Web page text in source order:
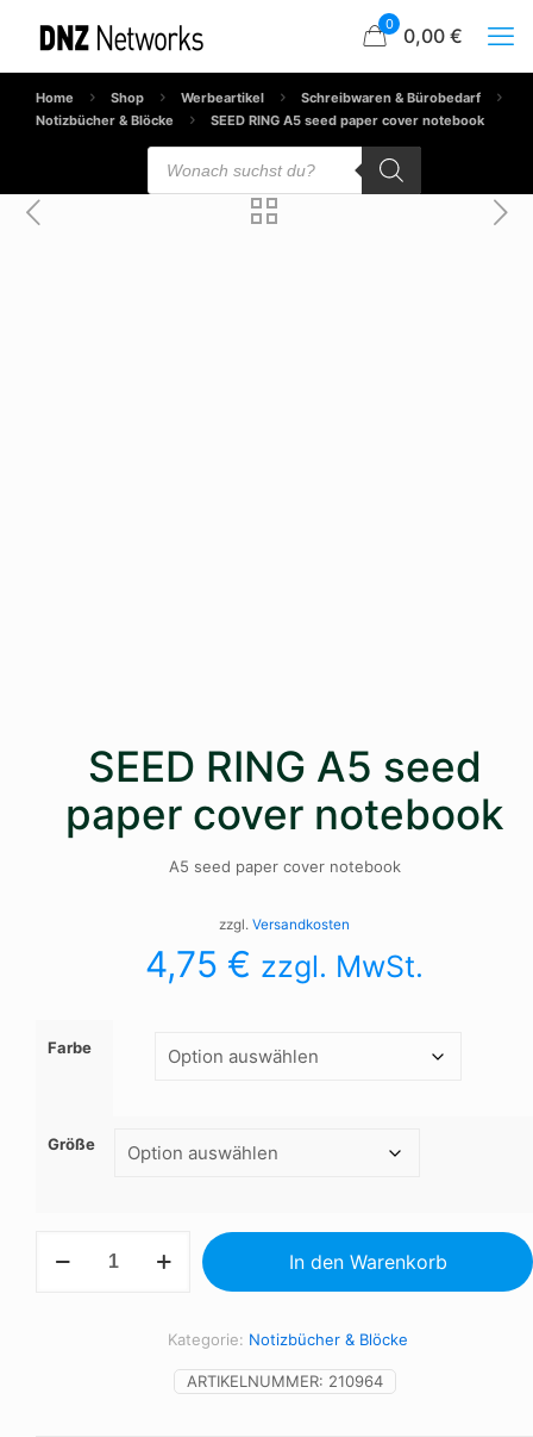
0 0,00 €
Home Shop Werbeartikel
Schreibwaren & Bürobedarf
Notizbücher & Blöcke
SEED RING A5 seed paper cover notebook
Products
search
SEED RING A5 seed
paper cover notebook
A5 seed paper cover notebook
zzgl. Versandkosten
4,75 € zzgl. MwSt.
Farbe
Größe
RING
In den Warenkorb
ARTIKELNUMMER: 210964
Kategorie: Notizbücher & Blöcke